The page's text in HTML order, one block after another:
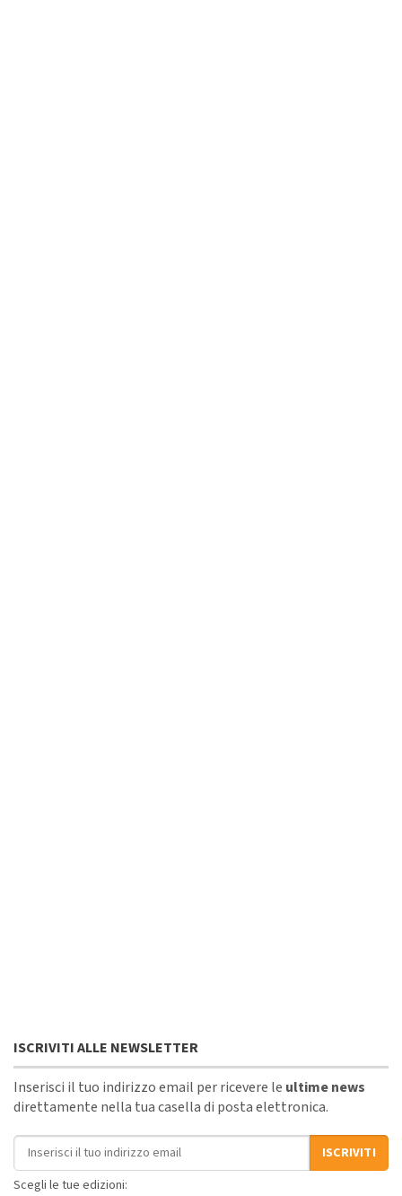
ISCRIVITI ALLE NEWSLETTER
Inserisci il tuo indirizzo email per ricevere le ultime news
direttamente nella tua casella di posta elettronica.
Indirizzo email
ISCRIVITI
Scegli le tue edizioni: